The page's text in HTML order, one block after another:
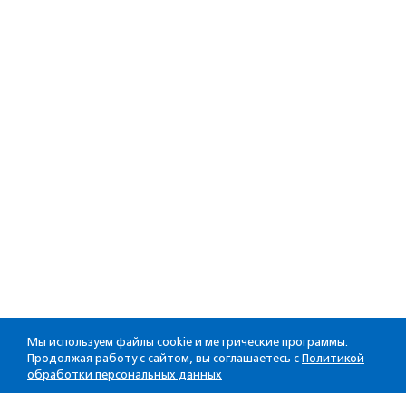
Мы используем файлы cookie и метрические программы.
Продолжая работу с сайтом, вы соглашаетесь с Политикой
обработки персональных данных